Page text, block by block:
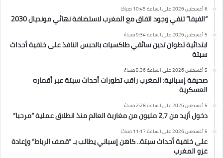
6 أغسطس 2026 على الساعة 10:45 صباحًا
“الفيفا” تنفي وجود اتفاق مع المغرب لاستضافة نهائي مونديال 2030
5 أغسطس 2026 على الساعة 9:34 مساءً
ابتدائية تطوان تدين سائقي طاكسيات بالحبس النافذ على خلفية أحداث
سبتة
5 أغسطس 2026 على الساعة 5:36 مساءً
صحيفة إسبانية: المغرب راقب تطورات أحداث سبتة عبر أقماره
العسكرية
5 أغسطس 2026 على الساعة 2:28 مساءً
دخول أزيد من 2,7 مليون من مغاربة العالم منذ انطلاق عملية “مرحبا”
5 أغسطس 2026 على الساعة 11:17 صباحًا
على خلفية أحداث سبتة.. كاهن إسباني يطالب بـ “قصف الرباط” وإعادة
غزو المغرب